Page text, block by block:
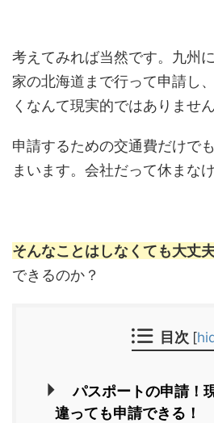
考えてみれば当然です。九州
家の北海道まで行って申請し
くなんて現実的ではありません
申請するための交通費だけで
まいます。会社だって休まな
そんなことはしなくても大丈夫
できるのか？
目次 [
パスポートの申請！
違っても申請できる！